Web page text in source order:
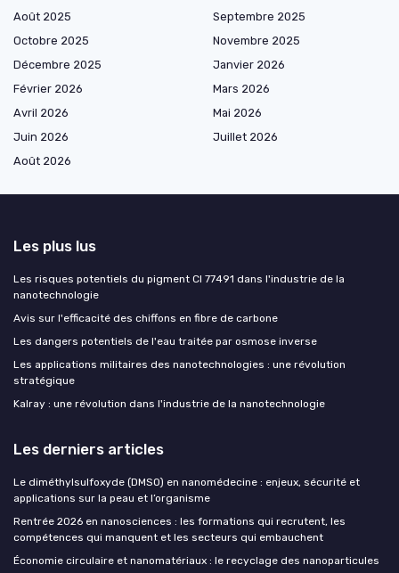
Août 2025
Septembre 2025
Octobre 2025
Novembre 2025
Décembre 2025
Janvier 2026
Février 2026
Mars 2026
Avril 2026
Mai 2026
Juin 2026
Juillet 2026
Août 2026
Les plus lus
Les risques potentiels du pigment CI 77491 dans l'industrie de la
nanotechnologie
Avis sur l'efficacité des chiffons en fibre de carbone
Les dangers potentiels de l'eau traitée par osmose inverse
Les applications militaires des nanotechnologies : une révolution
stratégique
Kalray : une révolution dans l'industrie de la nanotechnologie
Les derniers articles
Le diméthylsulfoxyde (DMSO) en nanomédecine : enjeux, sécurité et
applications sur la peau et l’organisme
Rentrée 2026 en nanosciences : les formations qui recrutent, les
compétences qui manquent et les secteurs qui embauchent
Économie circulaire et nanomatériaux : le recyclage des nanoparticules